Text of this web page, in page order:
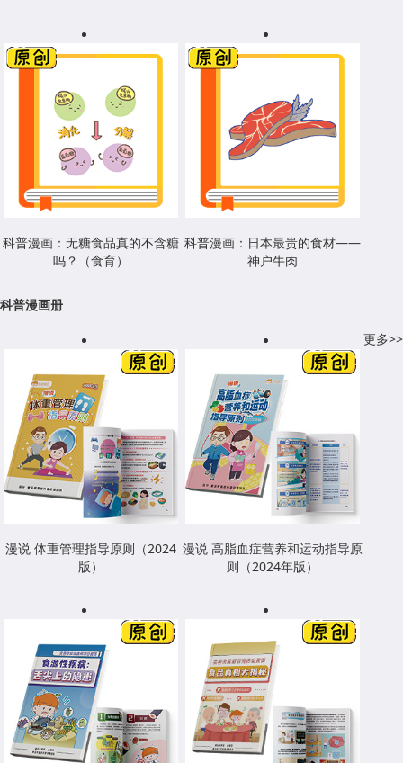
科普漫画：无糖食品真的不含糖
吗？（食育）
科普漫画：日本最贵的食材——
神户牛肉
科普漫画册
更多>>
漫说 体重管理指导原则（2024
版）
漫说 高脂血症营养和运动指导原
则（2024年版）